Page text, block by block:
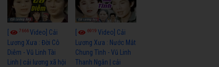
7666Video] Cải
Lương Xưa : Đời Cô
Diễm - Vũ Linh Tài
Linh | cải lương xã hội
6919Video] Cải
Lương Xưa : Nước Mắt
Chung Tình - Vũ Linh
Thanh Ngân | cải